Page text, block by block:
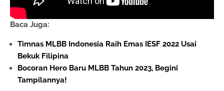
Baca Juga:
Timnas MLBB Indonesia Raih Emas IESF 2022 Usai
Bekuk Filipina
Bocoran Hero Baru MLBB Tahun 2023, Begini
Tampilannya!